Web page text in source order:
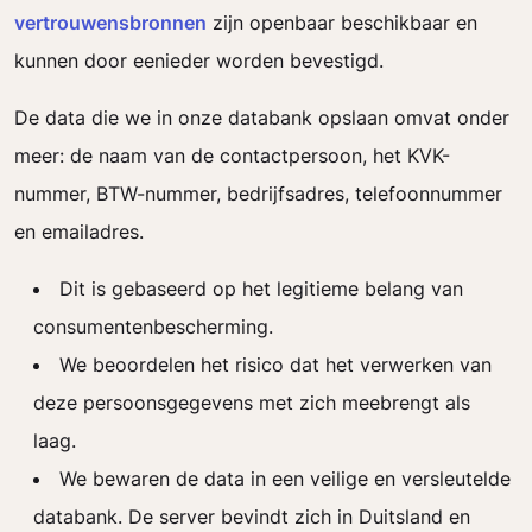
vertrouwensbronnen zijn openbaar beschikbaar en
kunnen door eenieder worden bevestigd.
De data die we in onze databank opslaan omvat onder
meer: de naam van de contactpersoon, het KVK-
nummer, BTW-nummer, bedrijfsadres, telefoonnummer
en emailadres.
Dit is gebaseerd op het legitieme belang van
consumentenbescherming.
We beoordelen het risico dat het verwerken van
deze persoonsgegevens met zich meebrengt als
laag.
We bewaren de data in een veilige en versleutelde
databank. De server bevindt zich in Duitsland en